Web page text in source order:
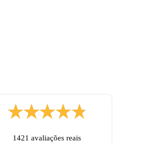
1421 avaliações reais